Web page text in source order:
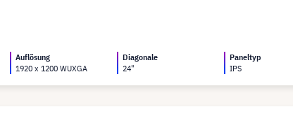
Auflösung
1920 x 1200 WUXGA
Diagonale
24"
Paneltyp
IPS